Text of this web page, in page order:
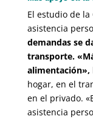
El estudio de la
asistencia
demandas se
transporte.
alimentación»,
hogar, en el
en el privado.
asistencia